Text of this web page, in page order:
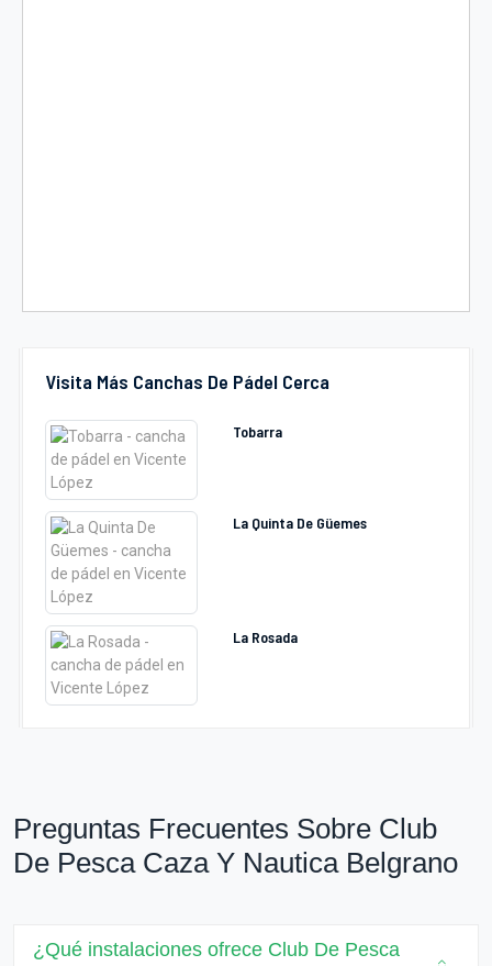
Visita Más Canchas De Pádel Cerca
Tobarra
La Quinta De Güemes
La Rosada
Preguntas Frecuentes Sobre Club
De Pesca Caza Y Nautica Belgrano
¿Qué instalaciones ofrece Club De Pesca